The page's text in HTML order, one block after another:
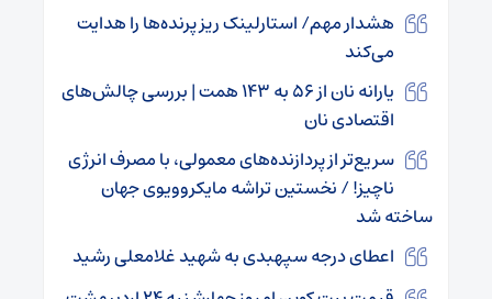
هشدار مهم/ استارلینک ریز پرنده‌ها را هدایت
می‌کند
یارانه نان از ۵۶ به ۱۴۳ همت | بررسی چالش‌های
اقتصادی نان
سریع‌تر از پردازنده‌های معمولی، با مصرف انرژی
ناچیز! / نخستین تراشه مایکروویوی جهان
ساخته شد
اعطای درجه سپهبدی به شهید غلامعلی رشید